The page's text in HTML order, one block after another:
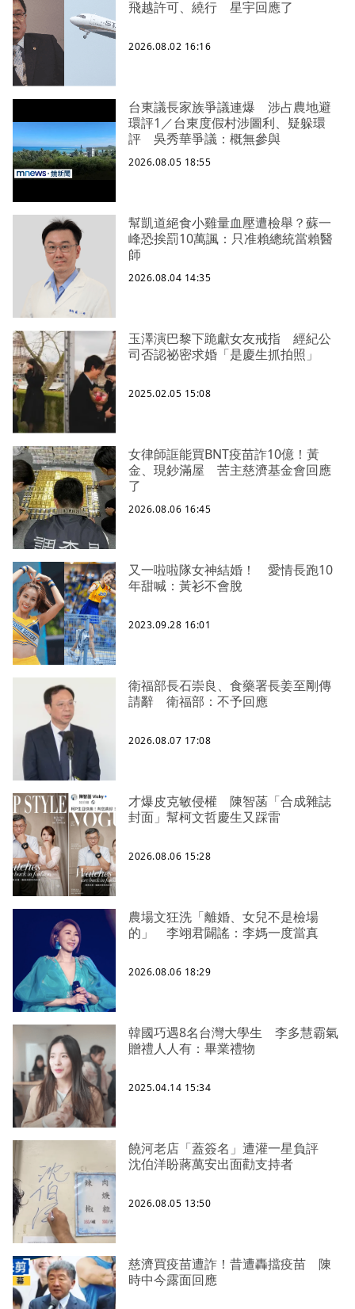
飛越許可、繞行 星宇回應了
2026.08.02 16:16
台東議長家族爭議連爆 涉占農地避
環評1／台東度假村涉圖利、疑躲環
評 吳秀華爭議：概無參與
2026.08.05 18:55
幫凱道絕食小雞量血壓遭檢舉？蘇一
峰恐挨罰10萬諷：只准賴總統當賴醫
師
2026.08.04 14:35
玉澤演巴黎下跪獻女友戒指 經紀公
司否認祕密求婚「是慶生抓拍照」
2025.02.05 15:08
女律師誆能買BNT疫苗詐10億！黃
金、現鈔滿屋 苦主慈濟基金會回應
了
2026.08.06 16:45
又一啦啦隊女神結婚！ 愛情長跑10
年甜喊：黃衫不會脫
2023.09.28 16:01
衛福部長石崇良、食藥署長姜至剛傳
請辭 衛福部：不予回應
2026.08.07 17:08
才爆皮克敏侵權 陳智菡「合成雜誌
封面」幫柯文哲慶生又踩雷
2026.08.06 15:28
農場文狂洗「離婚、女兒不是檢場
的」 李翊君闢謠：李媽一度當真
2026.08.06 18:29
韓國巧遇8名台灣大學生 李多慧霸氣
贈禮人人有：畢業禮物
2025.04.14 15:34
饒河老店「蓋簽名」遭灌一星負評
沈伯洋盼蔣萬安出面勸支持者
2026.08.05 13:50
慈濟買疫苗遭詐！昔遭轟擋疫苗 陳
時中今露面回應